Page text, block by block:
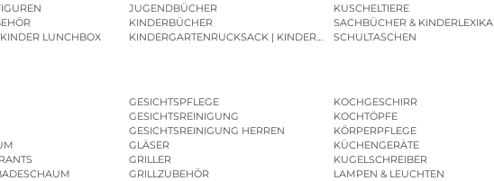
LUNCHBOX
JUGENDBÜCHER
KINDERBÜCHER
KINDERGARTENRUCKSACK | KINDERGARTENBEUTEL
KUSCHELTIERE
SACHBÜCHER & KINDERLEXIKA
SCHULTASCHEN
GESICHTSPFLEGE
GESICHTSREINIGUNG
GESICHTSREINIGUNG HERREN
GLÄSER
GRILLER
GRILLZUBEHÖR
KOCHGESCHIRR
KOCHTÖPFE
KÖRPERPFLEGE
KÜCHENGERÄTE
KUGELSCHREIBER
LAMPEN & LEUCHTEN